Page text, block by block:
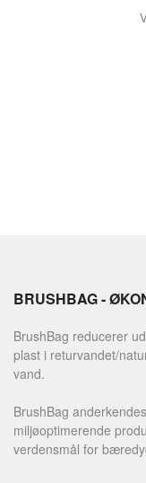
BRUSHBAG -
BrushBag reducerer
plast i returvandet/
vand.
BrushBag
miljøoptimerende
verdensmål for